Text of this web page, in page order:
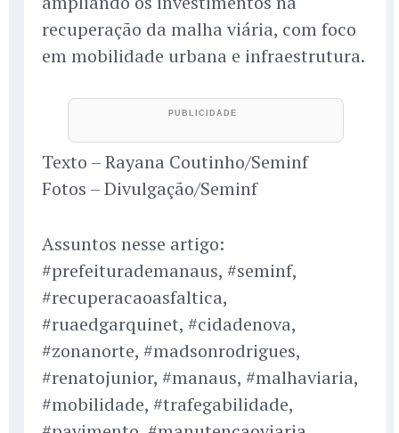
recuperação da malha viária, com foco
em mobilidade urbana e infraestrutura.
Texto – Rayana Coutinho/Seminf
Fotos – Divulgação/Seminf
Assuntos nesse artigo:
#prefeiturademanaus, #seminf,
#recuperacaoasfaltica,
#ruaedgarquinet, #cidadenova,
#zonanorte, #madsonrodrigues,
#renatojunior, #manaus, #malhaviaria,
#mobilidade, #trafegabilidade,